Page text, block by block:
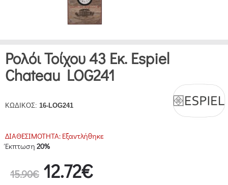
Ρολόι Τοίχου 43 Εκ. Espiel
Chateau LOG241
ΚΩΔΙΚΟΣ: 16-LOG241
ΔΙΑΘΕΣΙΜΟΤΗΤΑ: Εξαντλήθηκε
Έκπτωση 20%
15.90€ 12.72€